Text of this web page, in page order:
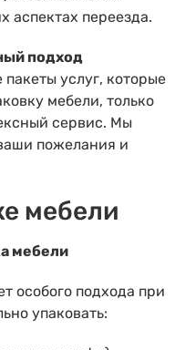
аспектах переезда.
подход
услуг, которые
мебели, только
сервис. Мы
пожелания и
мебели
мебели
особого подхода при
упаковать: